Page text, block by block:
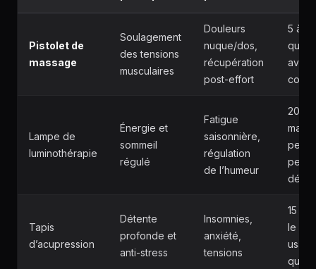
Pistolet de
massage
Soulagement
des tensions
musculaires
Douleurs
nuque/dos,
récupération
post-effort
5 à
avant
Lampe de
luminothérapie
Énergie et
sommeil
régulé
Fatigue
saisonnière,
régulation
de l’humeur
20
petit-
Tapis
d’acupression
Détente
profonde et
anti-stress
Insomnies,
anxiété,
tensions
15
le
usage